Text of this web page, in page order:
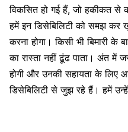
विकसित हो गई हैं, जो हकीकत से
हमें इन डिसेबिलिटी को समझ
करना होगा। किसी भी बिमारी के
का रास्ता नहीं ढूंढ पाता। अंत में
होगी और उनकी सहायता के लिए
डिसेबिलिटी से जुझ रहे हैं। हमें उन्हें